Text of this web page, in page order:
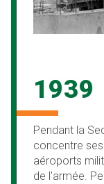
1939
Pendant la
concentre
aéroports
de l'armée.